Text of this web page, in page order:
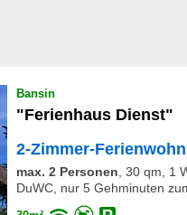
Bansin
"Ferienhaus Dienst"
2-Zimmer-
max. 2 Personen 30 qm, 1
DuWC, nur 5 Gehminuten